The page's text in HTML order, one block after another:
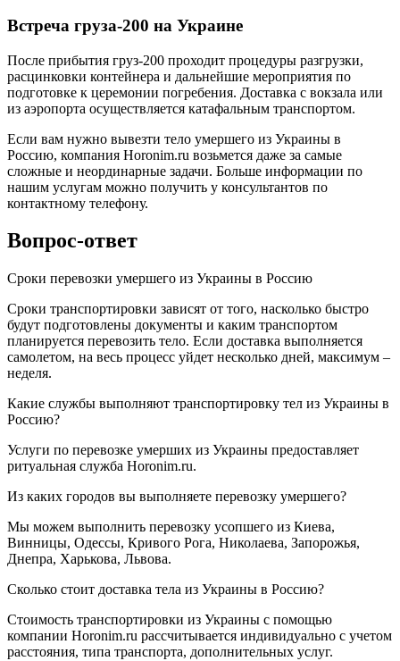
Встреча груза-200 на Украине
После прибытия груз-200 проходит процедуры разгрузки,
расцинковки контейнера и дальнейшие мероприятия по
подготовке к церемонии погребения. Доставка с вокзала или
из аэропорта осуществляется катафальным транспортом.
Если вам нужно вывезти тело умершего из Украины в
Россию, компания Horonim.ru возьмется даже за самые
сложные и неординарные задачи. Больше информации по
нашим услугам можно получить у консультантов по
контактному телефону.
Вопрос-ответ
Сроки перевозки умершего из Украины в Россию
Сроки транспортировки зависят от того, насколько быстро
будут подготовлены документы и каким транспортом
планируется перевозить тело. Если доставка выполняется
самолетом, на весь процесс уйдет несколько дней, максимум –
неделя.
Какие службы выполняют транспортировку тел из Украины в
Россию?
Услуги по перевозке умерших из Украины предоставляет
ритуальная служба Horonim.ru.
Из каких городов вы выполняете перевозку умершего?
Мы можем выполнить перевозку усопшего из Киева,
Винницы, Одессы, Кривого Рога, Николаева, Запорожья,
Днепра, Харькова, Львова.
Сколько стоит доставка тела из Украины в Россию?
Стоимость транспортировки из Украины с помощью
компании Horonim.ru рассчитывается индивидуально с учетом
расстояния, типа транспорта, дополнительных услуг.